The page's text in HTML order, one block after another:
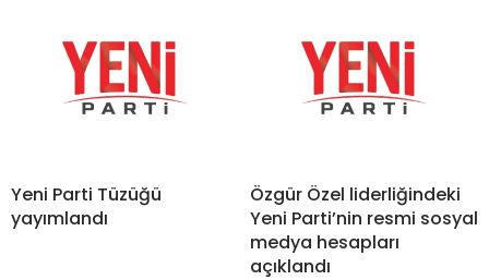
Yeni Parti Tüzüğü
yayımlandı
Özgür Özel liderliğindeki
Yeni Parti’nin resmi sosyal
medya hesapları
açıklandı